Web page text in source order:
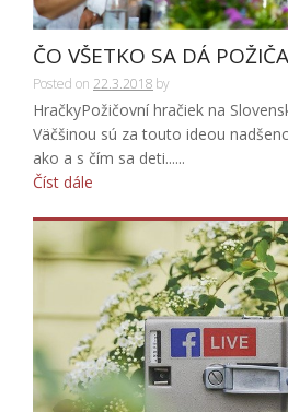
ČO VŠETKO SA DÁ
Posted on 22.3.2018 by
HračkyPožičovní hračiek na
Väčšinou sú za touto ideou
ako a s čím sa deti......
Číst dále